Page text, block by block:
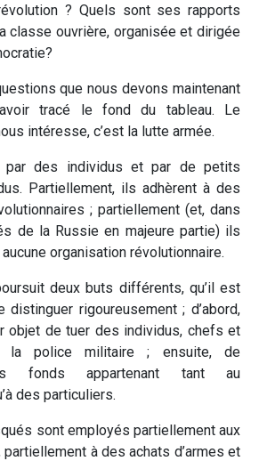
? Quels sont ses rapports
classe ouvrière, organisée et dirigée
que nous devons maintenant
tracé le fond du tableau. Le
intéresse, c’est la lutte armée.
par des individus et par de petits
Partiellement, ils adhèrent à des
; partiellement (et, dans
de la Russie en majeure partie) ils
aucune organisation révolutionnaire.
deux buts différents, qu’il est
distinguer rigoureusement ; d’abord,
objet de tuer des individus, chefs et
la police militaire ; ensuite, de
fonds appartenant tant au
des particuliers.
sont employés partiellement aux
à des achats d’armes et